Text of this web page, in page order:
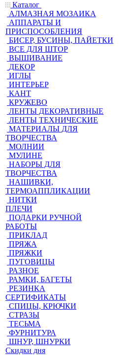
Каталог
АЛМАЗНАЯ МОЗАИКА
АППАРАТЫ И
ПРИСПОСОБЛЕНИЯ
БИСЕР, БУСИНЫ, ПАЙЕТКИ
ВСЕ ДЛЯ ШТОР
ВЫШИВАНИЕ
ДЕКОР
ИГЛЫ
ИНТЕРЬЕР
КАНТ
КРУЖЕВО
ЛЕНТЫ ДЕКОРАТИВНЫЕ
ЛЕНТЫ ТЕХНИЧЕСКИЕ
МАТЕРИАЛЫ ДЛЯ
ТВОРЧЕСТВА
МОЛНИИ
МУЛИНЕ
НАБОРЫ ДЛЯ
ТВОРЧЕСТВА
НАШИВКИ,
ТЕРМОАППЛИКАЦИИ
НИТКИ
ПЛЕЧИ
ПОДАРКИ РУЧНОЙ
РАБОТЫ
ПРИКЛАД
ПРЯЖА
ПРЯЖКИ
ПУГОВИЦЫ
РАЗНОЕ
РАМКИ, БАГЕТЫ
РЕЗИНКА
СЕРТИФИКАТЫ
СПИЦЫ, КРЮЧКИ
СТРАЗЫ
ТЕСЬМА
ФУРНИТУРА
ШНУР, ШНУРКИ
Скидки дня